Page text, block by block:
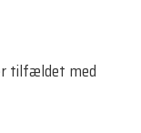
tilfældet med